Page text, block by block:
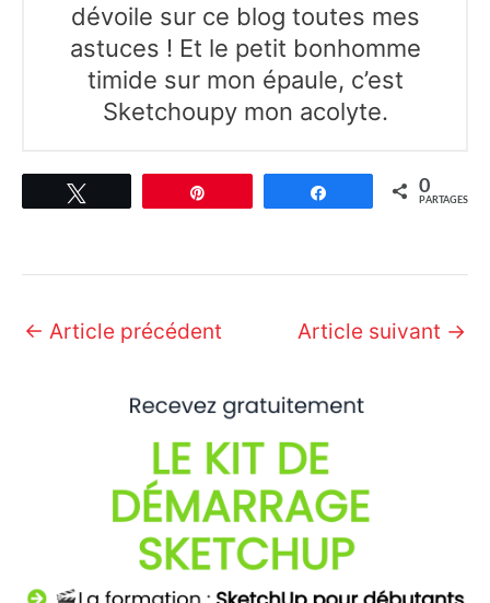
dévoile sur ce blog toutes mes
astuces ! Et le petit bonhomme
timide sur mon épaule, c’est
Sketchoupy mon acolyte.
Partagez 0
PARTAGES
Navigation
← Article précédent Article suivant →